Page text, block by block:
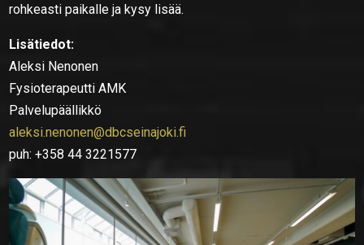
rohkeasti paikalle ja kysy lisää.
Lisätiedot:
Aleksi Nenonen
Fysioterapeutti AMK
Palvelupäällikkö
aleksi.nenonen@dbcseinajoki.fi
puh: +358 44 3221577